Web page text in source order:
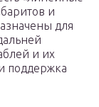
и
для
и их
поддержка